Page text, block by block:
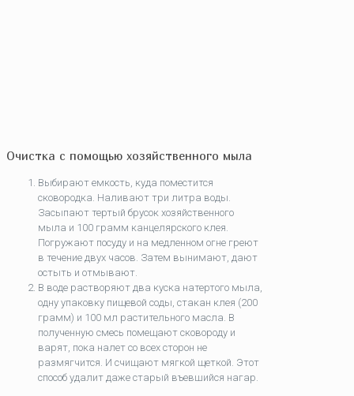
Очистка с помощью хозяйственного мыла
Выбирают емкость, куда поместится
сковородка. Наливают три литра воды.
Засыпают тертый брусок хозяйственного
мыла и 100 грамм канцелярского клея.
Погружают посуду и на медленном огне греют
в течение двух часов. Затем вынимают, дают
остыть и отмывают.
В воде растворяют два куска натертого мыла,
одну упаковку пищевой соды, стакан клея (200
грамм) и 100 мл растительного масла. В
полученную смесь помещают сковороду и
варят, пока налет со всех сторон не
размягчится. И счищают мягкой щеткой. Этот
способ удалит даже старый въевшийся нагар.